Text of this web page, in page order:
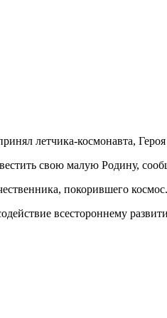
летчика-космонавта,
свою малую Родину,
покорившего космос.
всестороннему